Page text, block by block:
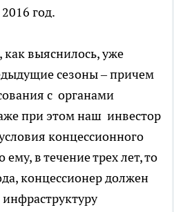
год.
выяснилось, уже
сезоны – причем
с органами
при этом наш инвестор
концессионного
в течение трех лет, то
концессионер должен